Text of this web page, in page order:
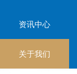
资讯中心
关于我们